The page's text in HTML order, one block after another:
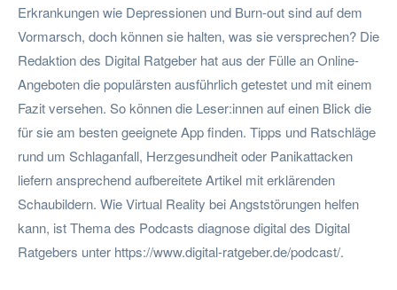
Erkrankungen wie Depressionen und Burn-out sind auf dem
Vormarsch, doch können sie halten, was sie versprechen? Die
Redaktion des Digital Ratgeber hat aus der Fülle an Online-
Angeboten die populärsten ausführlich getestet und mit einem
Fazit versehen. So können die Leser:innen auf einen Blick die
für sie am besten geeignete App finden. Tipps und Ratschläge
rund um Schlaganfall, Herzgesundheit oder Panikattacken
liefern ansprechend aufbereitete Artikel mit erklärenden
Schaubildern. Wie Virtual Reality bei Angststörungen helfen
kann, ist Thema des Podcasts diagnose digital des Digital
Ratgebers unter https://www.digital-ratgeber.de/podcast/.